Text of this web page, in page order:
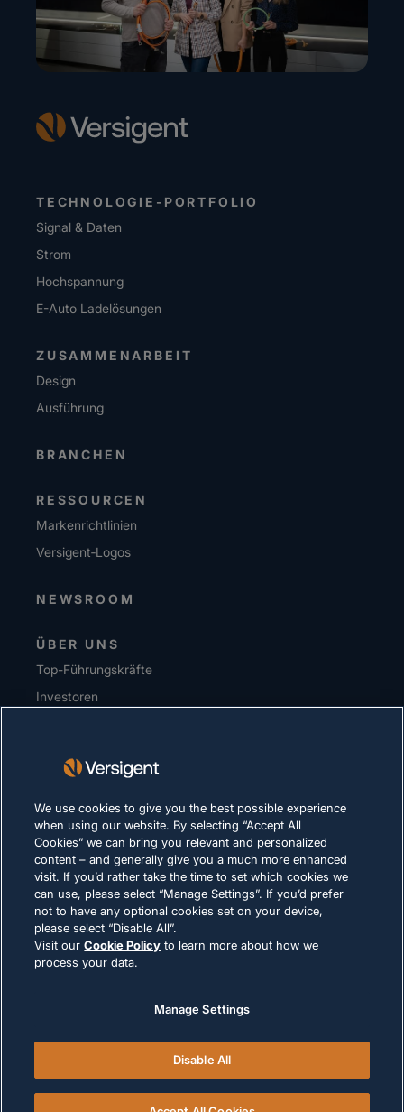
TECHNOLOGIE-PORTFOLIO
Signal & Daten
Strom
Hochspannung
E-Auto Ladelösungen
ZUSAMMENARBEIT
Design
Ausführung
BRANCHEN
RESSOURCEN
Markenrichtlinien
Versigent‑Logos
NEWSROOM
ÜBER UNS
Top-Führungskräfte
Investoren
DATENSCHUTZERKLÄRUNG
Impressum
Nutzungsbedingungen
Cookie-Richtlinie
RECHTLICHE HINWEISE UND
© 2026 Versigent. All rights reserved
We use cookies to give you the best possible experience
when using our website. By selecting “Accept All
Cookies” we can bring you relevant and personalized
content – and generally give you a much more enhanced
visit. If you’d rather take the time to set which cookies we
can use, please select “Manage Settings”. If you’d prefer
not to have any optional cookies set on your device,
please select “Disable All”.
Visit ourCookie Policy to learn more about how we
process your data.
Manage Settings
Disable All